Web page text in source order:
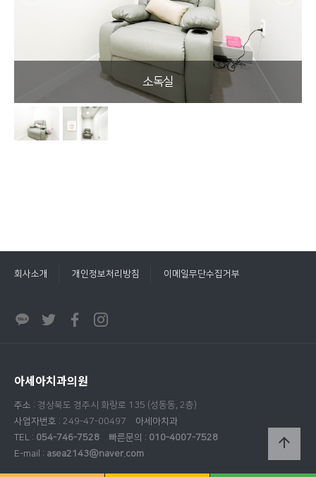
소독실
회사소개 개인정보처리방침 이메일무단수집거부
아세아치과의원
주소 : 경상북도 경주시 화랑로 135 (성동동, 2층)
사업자번호 : 249-47-00497
아세아치과
TEL : 054-746-7528 빠른문의 : 010-4007-7528
E-mail : asea2143@naver.com
arrow_upward